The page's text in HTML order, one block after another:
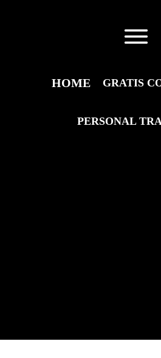
HOME GRATIS
PERSONAL
HOME GRATIS
PERSONAL